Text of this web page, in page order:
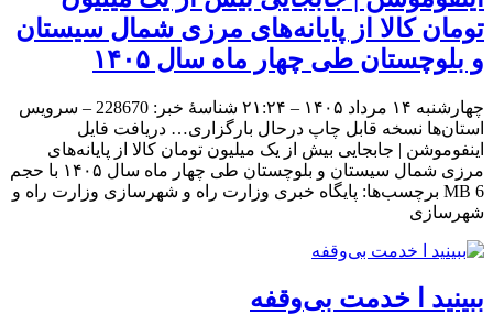
تومان کالا از پایانه‌های مرزی شمال سیستان
و بلوچستان طی چهار ماه سال ۱۴۰۵
چهارشنبه ۱۴ مرداد ۱۴۰۵ – ۲۱:۲۴ شناسهٔ خبر: 228670 – سرویس
استان‌ها نسخه قابل چاپ درحال بارگزاری… دریافت فایل
اینفوموشن | جابجایی بیش از یک میلیون تومان کالا از پایانه‌های
مرزی شمال سیستان و بلوچستان طی چهار ماه سال ۱۴۰۵ با حجم
6 MB برچسب‌ها: پایگاه خبری وزارت راه و شهرسازی وزارت راه و
شهرسازی
ببینید ا خدمت بی‌وقفه